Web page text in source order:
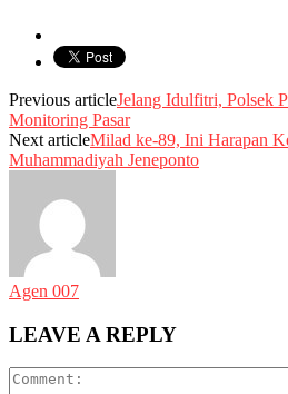
Previous articleJelang Idulfitri, Polsek
Monitoring Pasar
Next articleMilad ke-89, Ini Harapan
Muhammadiyah Jeneponto
Agen 007
LEAVE A REPLY